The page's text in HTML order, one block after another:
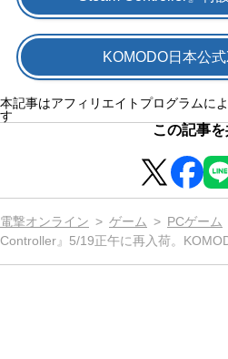
KOMODO日本公
本記事はアフィリエイトプログラムに
す
この記事
電撃オンライン ゲーム PCゲーム
Controller』5/19正午に再入荷。